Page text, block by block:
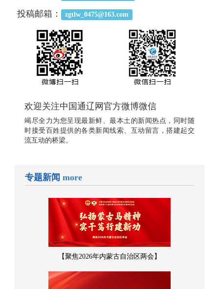
投稿邮箱： zgtlw_0475@163.com
欢迎关注中国通辽网官方微博微信
竭尽全力为您呈现最新鲜、最本土的新闻热点，同时随
时接受百姓提供的各类新闻线索、互动留言，搭建起交
流互动的桥梁。
专题新闻 more
【聚焦2026年内蒙古自治区两会】